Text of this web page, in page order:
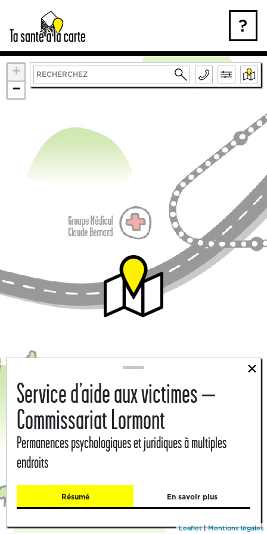
content
?
+
−
×
Service d’aide aux victimes –
Commissariat Lormont
Permanences psychologiques et juridiques à multiples
endroits
Résumé En savoir plus
Leaflet|Mentions légales